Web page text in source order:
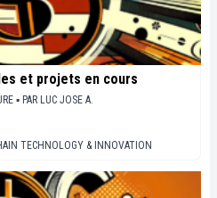
et projets en cours
▪ PAR LUC JOSE A.
TECHNOLOGY & INNOVATION